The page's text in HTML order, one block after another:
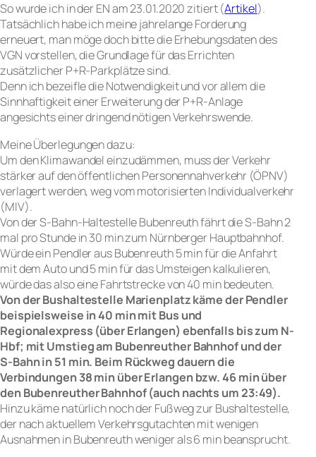
So wurde ich in der EN am 23.01.2020 zitiert (Artikel).
Tatsächlich habe ich meine jahrelange Forderung
erneuert, man möge doch bitte die Erhebungsdaten des
VGN vorstellen, die Grundlage für das Errichten
zusätzlicher P+R-Parkplätze sind.
Denn ich bezeifle die Notwendigkeit und vor allem die
Sinnhaftigkeit einer Erweiterung der P+R-Anlage
angesichts einer dringend nötigen Verkehrswende.
Meine Überlegungen dazu:
Um den Klimawandel einzudämmen, muss der Verkehr
stärker auf den öffentlichen Personennahverkehr (ÖPNV)
verlagert werden, weg vom motorisierten Individualverkehr
(MIV).
Von der S-Bahn-Haltestelle Bubenreuth fährt die S-Bahn 2
mal pro Stunde in 30 min zum Nürnberger Hauptbahnhof.
Würde ein Pendler aus Bubenreuth 5 min für die Anfahrt
mit dem Auto und 5 min für das Umsteigen kalkulieren,
würde das also eine Fahrtstrecke von 40 min bedeuten.
Von der Bushaltestelle Marienplatz käme der Pendler
beispielsweise in 40 min mit Bus und
Regionalexpress (über Erlangen) ebenfalls bis zum N-
Hbf; mit Umstieg am Bubenreuther Bahnhof und der
S-Bahn in 51 min. Beim Rückweg dauern die
Verbindungen 38 min über Erlangen bzw. 46 min über
den Bubenreuther Bahnhof (auch nachts um 23:49).
Hinzu käme natürlich noch der Fußweg zur Bushaltestelle,
der nach aktuellem Verkehrsgutachten mit wenigen
Ausnahmen in Bubenreuth weniger als 6 min beansprucht.